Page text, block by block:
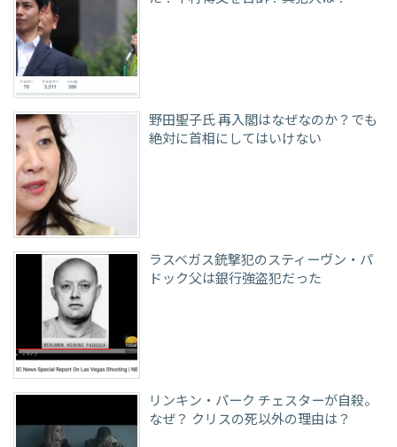
野田聖子氏 再入閣はなぜなのか？でも
絶対に首相にしてはいけない
ラスベガス銃撃犯のスティーヴン・パ
ドック父は銀行強盗犯だった
リンキン・パーク チェスターが自殺。
なぜ？ クリスの死以外の理由は？